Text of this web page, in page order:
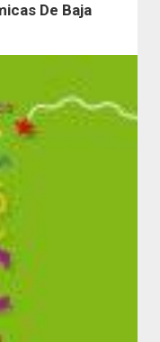
De Baja